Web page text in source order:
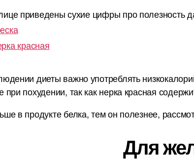
приведены сухие цифры про полезность
красная
диеты важно употреблять
при похудении, так как нерка красная
в продукте белка, тем он полезнее,
Для